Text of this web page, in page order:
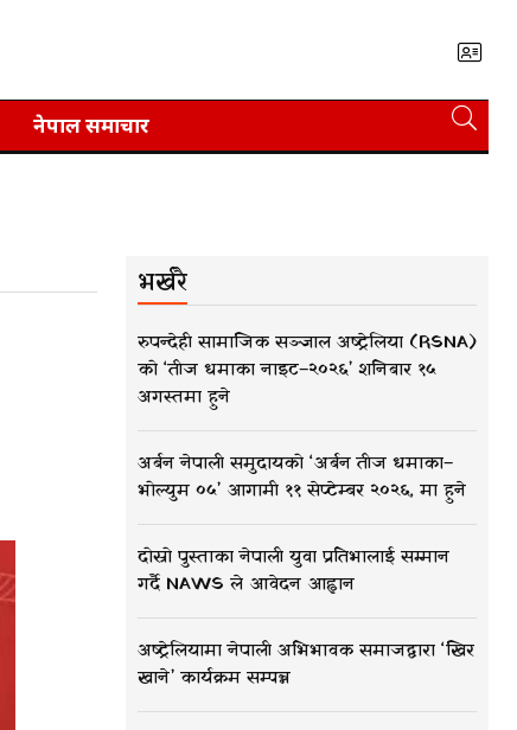
नेपाल समाचार
भर्खरै
रुपन्देही सामाजिक सञ्जाल अष्ट्रेलिया (RSNA)
को ‘तीज धमाका नाइट–२०२६’ शनिबार १५
अगस्तमा हुने
अर्बन नेपाली समुदायको ‘अर्बन तीज धमाका–
भोल्युम ०५’ आगामी ११ सेप्टेम्बर २०२६, मा हुने
दोस्रो पुस्ताका नेपाली युवा प्रतिभालाई सम्मान
गर्दै NAWS ले आवेदन आह्वान
अष्ट्रेलियामा नेपाली अभिभावक समाजद्वारा ‘खिर
खाने’ कार्यक्रम सम्पन्न